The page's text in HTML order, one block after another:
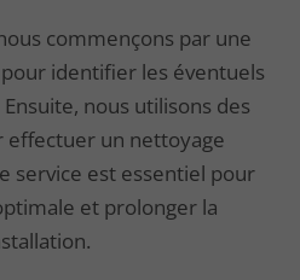
commençons par une
identifier les éventuels
nous utilisons des
un nettoyage
service est essentiel pour
et prolonger la